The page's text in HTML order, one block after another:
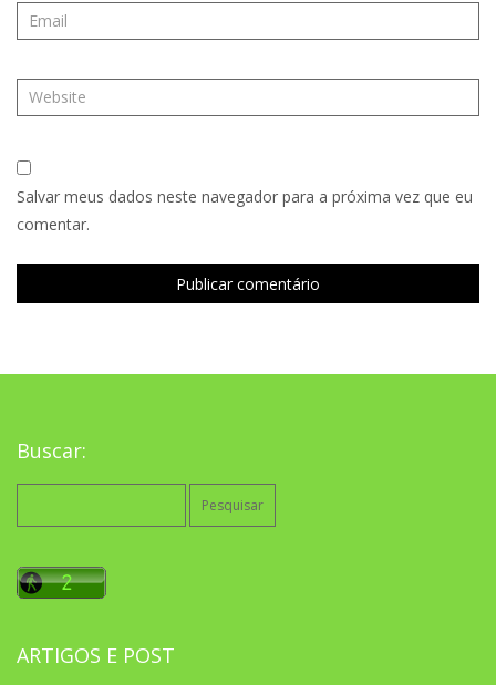
Salvar meus dados neste navegador para a próxima vez que eu
comentar.
Buscar:
ARTIGOS E POST